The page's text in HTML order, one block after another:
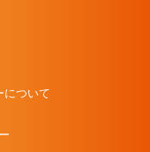
について